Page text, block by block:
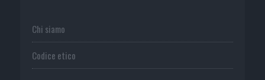
Chi siamo
Codice etico